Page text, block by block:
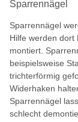
Sparrennägel
Sparrennägel
Hilfe werden dort
montiert.
beispielsweise
trichterförmig
Widerhaken
Sparrennägel
schlecht